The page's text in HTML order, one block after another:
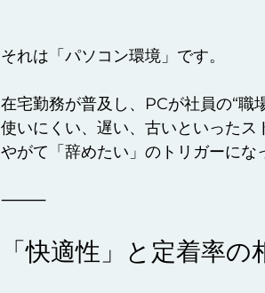
それは「パソコン環境」です。
在宅勤務が普及し、PCが社員の“職
使いにくい、遅い、古いといったス
やがて「辞めたい」のトリガーにな
⸻
「快適性」と定着率の